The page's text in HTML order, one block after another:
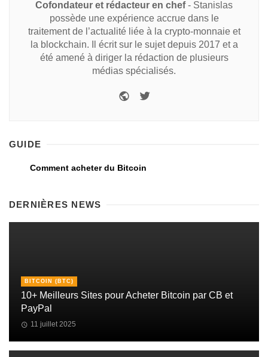
Cofondateur et rédacteur en chef- Stanislas
possède une expérience accrue dans le
traitement de l’actualité liée à la crypto-monnaie et
la blockchain. Il écrit sur le sujet depuis 2017 et a
été amené à diriger la rédaction de plusieurs
médias spécialisés.
GUIDE
Comment acheter du Bitcoin
DERNIÈRES NEWS
BITCOIN (BTC)
10+ Meilleurs Sites pour Acheter Bitcoin par CB et
PayPal
11 juillet 2025